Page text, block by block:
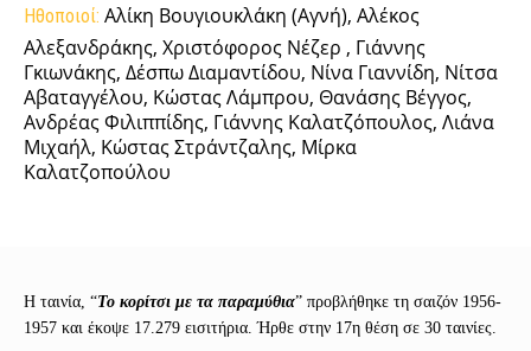
Ηθοποιοί: Αλίκη Βουγιουκλάκη (Αγνή), Αλέκος
Αλεξανδράκης, Χριστόφορος Νέζερ , Γιάννης
Γκιωνάκης, Δέσπω Διαμαντίδου, Νίνα Γιαννίδη, Νίτσα
Αβαταγγέλου, Κώστας Λάμπρου, Θανάσης Βέγγος,
Ανδρέας Φιλιππίδης, Γιάννης Καλατζόπουλος, Λιάνα
Μιχαήλ, Κώστας Στράντζαλης, Μίρκα
Καλατζοπούλου
Η ταινία, “Το κορίτσι με τα παραμύθια” προβλήθηκε τη σαιζόν 1956-
1957 και έκοψε 17.279 εισιτήρια. Ήρθε στην 17η θέση σε 30 ταινίες.